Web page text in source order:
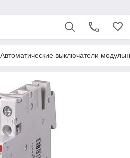
Автоматические выключатели